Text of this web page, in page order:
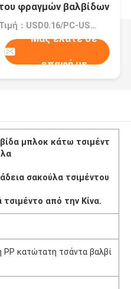
φραγμών βαλβίδων
50KG PP
Τιμή：USD0.16/PC-USD0.18/PC
Μας ελάτε σε
επαφή με
μπλοκ κάτω τσιμέντ
σακούλα τσιμέντου
τσιμέντο από την Κίνα.
PP κατώτατη τσάντα βαλβί